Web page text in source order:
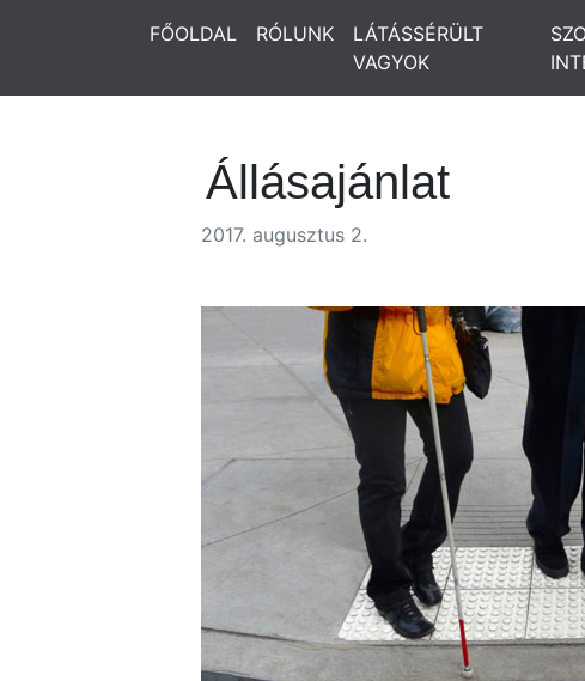
FŐOLDAL RÓLUNK
LÁTÁSSÉRÜLT
VAGYOK
Állásajánlat
2017. augusztus 2.